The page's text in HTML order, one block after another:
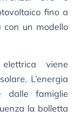
fino a
un modello
viene
L’energia
dalle famiglie
la bolletta